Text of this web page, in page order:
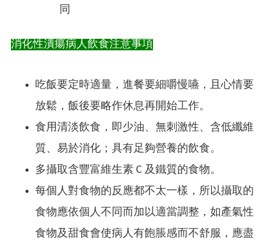
同​
消化性潰瘍病人飲食注意事項
吃飯要定時適量，進餐要細嚼慢嚥，且心情要
放鬆，飯後要略作休息再開始工作。
食用清淡飲食，即少油、無刺激性、含低纖維
質、易於消化；具有足夠營養的飲食。
多攝取含豐富維生素 C 及鐵質的食物。
每個人對食物的反應都不太一樣，所以攝取的
食物應依個人不同而加以適當調整，如產氣性
食物及甜食會使病人有飽脹感而不舒服，應盡